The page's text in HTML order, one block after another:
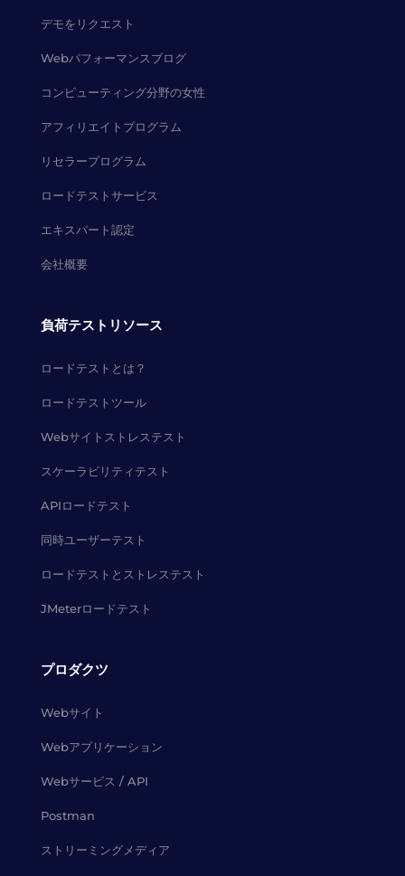
デモをリクエスト
Webパフォーマンスブログ
コンピューティング分野の女性
アフィリエイトプログラム
リセラープログラム
ロードテストサービス
エキスパート認定
会社概要
負荷テストリソース
ロードテストとは？
ロードテストツール
Webサイトストレステスト
スケーラビリティテスト
APIロードテスト
同時ユーザーテスト
ロードテストとストレステスト
JMeterロードテスト
プロダクツ
Webサイト
Webアプリケーション
Webサービス / API
Postman
ストリーミングメディア